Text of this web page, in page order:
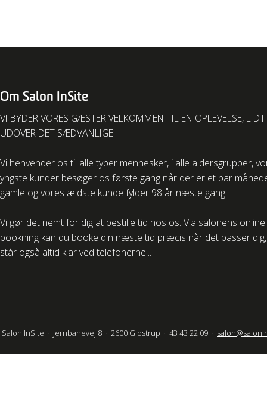
Om Salon InSite
VI BYDER VORES GÆSTER VELKOMMEN TIL EN OPLEVELSE, LIDT
UDOVER DET SÆDVANLIGE..
Vi henvender os til alle typer mennesker, i alle aldersgrupper,
yngste kunder besøger os første gang når der er et par
gamle og vores ældste kunde fylder 98 år næste gang.
Vi gør det nemt for dig at bestille tid hos os. Via salonens online
bookning kan du booke din næste tid præcis når det passer
står også altid klar ved telefonerne...
Salon InSite · Jernbanevej 8 · 2600 Glostrup · 43 43 22 09 ·